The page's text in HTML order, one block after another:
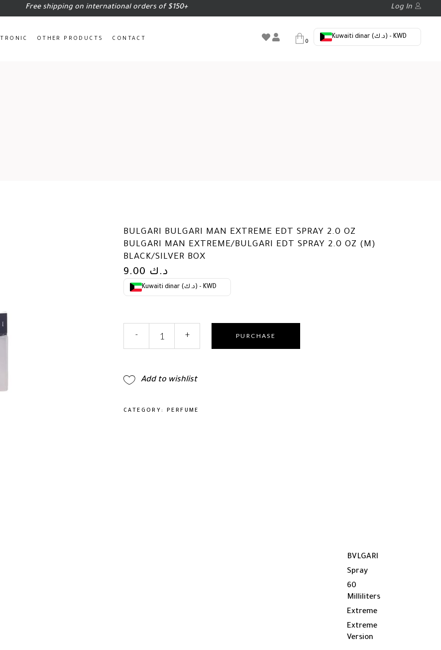
Free shipping on international orders of $150+ Log In
OTHER PRODUCTS CONTACT
0
Kuwaiti dinar (د.ك) - KWD
BULGARI BULGARI MAN EXTREME EDT SPRAY 2.0 OZ
BULGARI MAN EXTREME/BULGARI EDT SPRAY 2.0 OZ (M)
BLACK/SILVER BOX
د.ك
Kuwaiti dinar (د.ك) - KWD
Man
Edt
Spray
Oz
- + PURCHASE
Add to wishlist
CATEGORY:PERFUME
BVLGARI
Spray
60
Milliliters
Extreme
Extreme
Version